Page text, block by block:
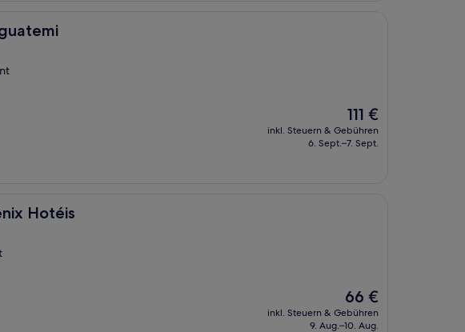
Der
Preis
beträgt
111 €
inkl. Steuern & Gebühren
6. Sept.–7. Sept.
Hotéis
Der
Preis
beträgt
66 €
inkl. Steuern & Gebühren
9. Aug.–10. Aug.